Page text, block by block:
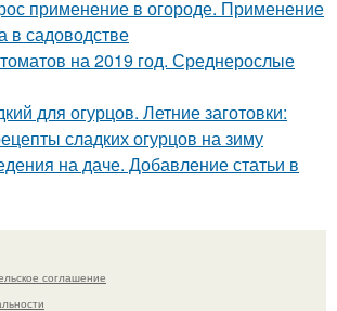
применение в огороде. Применение
в садоводстве
на 2019 год. Среднерослые
для огурцов. Летние заготовки:
сладких огурцов на зиму
на даче. Добавление статьи в
соглашение